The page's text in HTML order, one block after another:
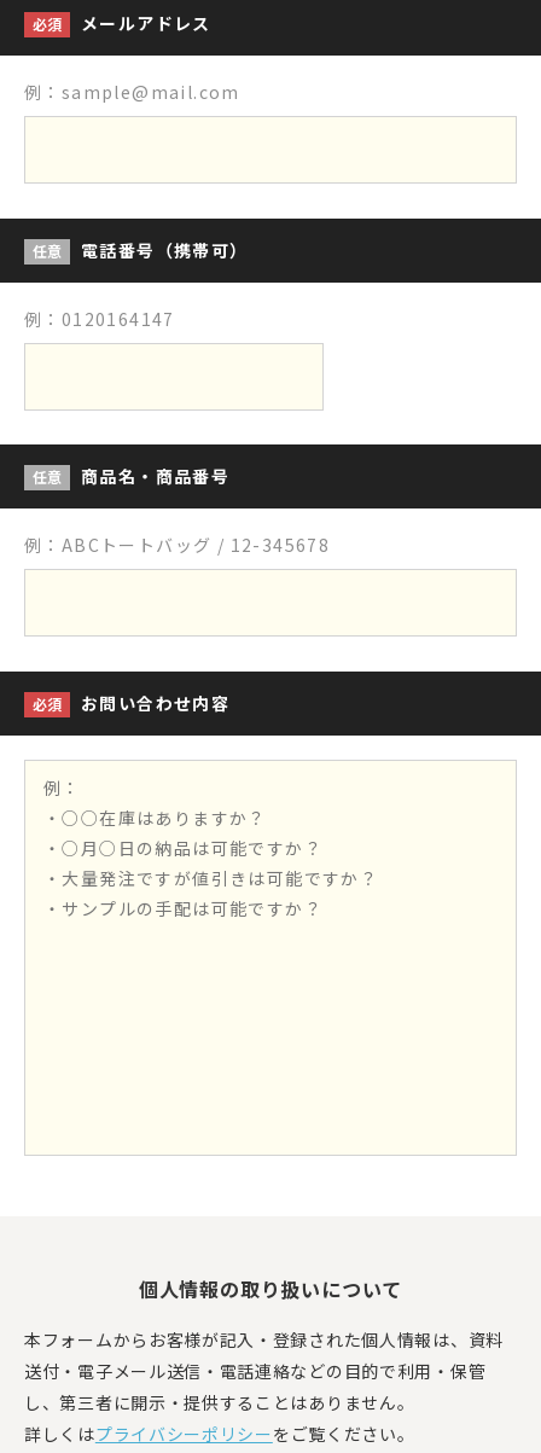
メールアドレス
必須
例：sample@mail.com
電話番号（携帯可）
任意
例：0120164147
商品名・商品番号
任意
例：ABCトートバッグ / 12-345678
お問い合わせ内容
必須
個人情報の取り扱いについて
本フォームからお客様が記入・登録された個人情報は、資料
送付・電子メール送信・電話連絡などの目的で利用・保管
し、第三者に開示・提供することはありません。
詳しくはプライバシーポリシーをご覧ください。